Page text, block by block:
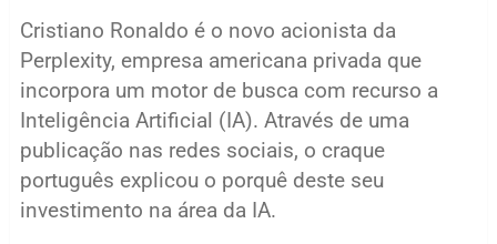
Cristiano Ronaldo é o novo acionista da
Perplexity, empresa americana privada que
incorpora um motor de busca com recurso a
Inteligência Artificial (IA). Através de uma
publicação nas redes sociais, o craque
português explicou o porquê deste seu
investimento na área da IA.